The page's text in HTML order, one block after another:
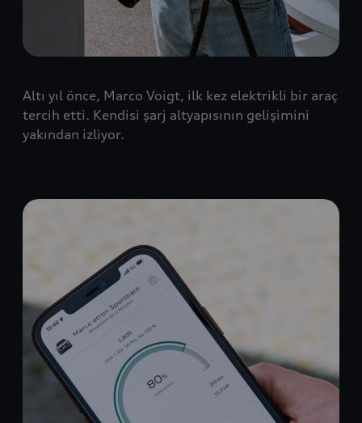
Altı yıl önce, Marco Voigt, ilk kez elektrikli bir araç
tercih etti. Kendisi şarj altyapısının gelişimini
yakından izliyor.